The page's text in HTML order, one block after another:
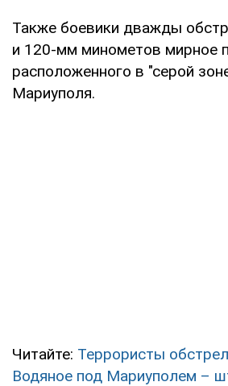
Также боевики дважды
и 120-мм минометов мирное
расположенного в "серой
Мариуполя.
Читайте: Террористы
Водяное под Мариуполем –